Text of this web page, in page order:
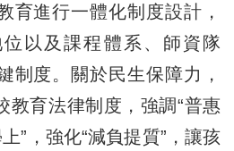
育進行一體化制度設計，
以及課程體系、師資隊
制度。關於民生保障力，
教育法律制度，強調“普惠
”，強化“減負提質”，讓孩